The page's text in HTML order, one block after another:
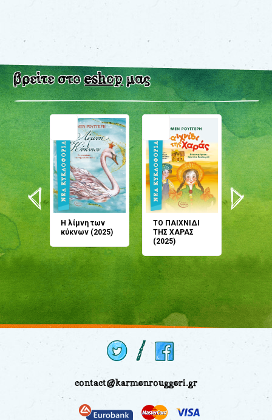
βρείτε στοeshopμας
Η λίμνη των
κύκνων (2025)
ΤΟ ΠΑΙΧΝΙΔΙ
ΤΗΣ ΧΑΡΑΣ
(2025)
μου;
(2024)
contact@karmenrouggeri.gr